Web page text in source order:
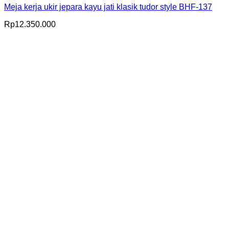
Meja kerja ukir jepara kayu jati klasik tudor style BHF-137
Rp12.350.000